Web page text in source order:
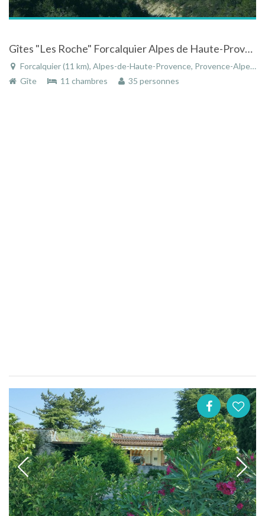
Gîtes "Les Roche" Forcalquier Alpes de Haute-Provence/Luberon
Forcalquier (11 km), Alpes-de-Haute-Provence, Provence-Alpes-Côte d'Azur, France
Gîte
11 chambres 35 personnes